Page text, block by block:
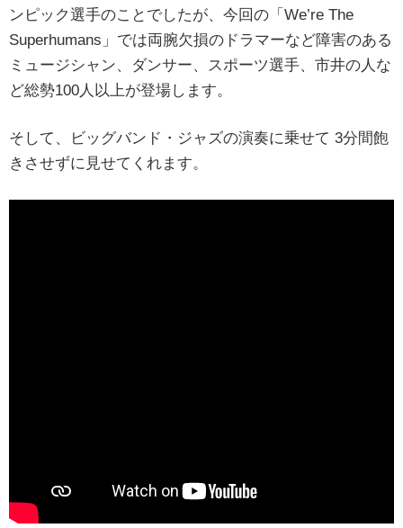
ンピック選手のことでしたが、今回の「We’re The
Superhumans」では両腕欠損のドラマーなど障害のある
ミュージシャン、ダンサー、スポーツ選手、市井の人な
ど総勢100人以上が登場します。
そして、ビッグバンド・ジャズの演奏に乗せて 3分間飽
きさせずに見せてくれます。